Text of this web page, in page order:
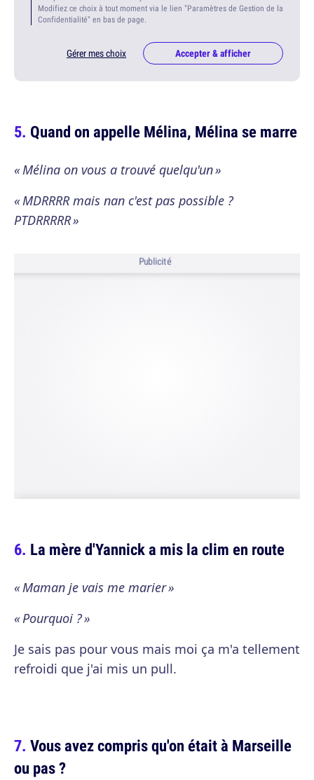
Modifiez ce choix à tout moment via le lien "Paramètres de Gestion de la
Confidentialité" en bas de page.
Gérer mes choix Accepter & afficher
Quand on appelle Mélina, Mélina se marre
« Mélina on vous a trouvé quelqu'un »
« MDRRRR mais nan c'est pas possible ?
PTDRRRRR »
Publicité
La mère d'Yannick a mis la clim en route
« Maman je vais me marier »
« Pourquoi ? »
Je sais pas pour vous mais moi ça m'a tellement
refroidi que j'ai mis un pull.
Vous avez compris qu'on était à Marseille
ou pas ?